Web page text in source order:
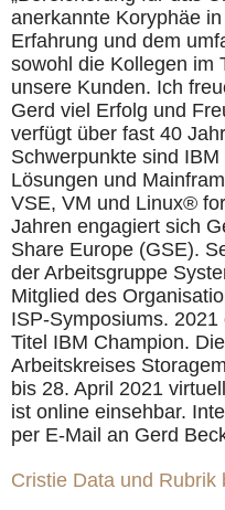
anerkannte Koryphäe
Erfahrung und dem
sowohl die Kollegen im
unsere Kunden. Ich
Gerd viel Erfolg und
verfügt über fast 40
Schwerpunkte sind
Lösungen und
VSE, VM und Linux®
Jahren engagiert sich
Share Europe (GSE).
der Arbeitsgruppe
Mitglied des
ISP-Symposiums.
Titel IBM Champion.
Arbeitskreises
bis 28. April 2021
ist online einsehbar.
per E-Mail an Gerd
Cristie Data und Rubrik